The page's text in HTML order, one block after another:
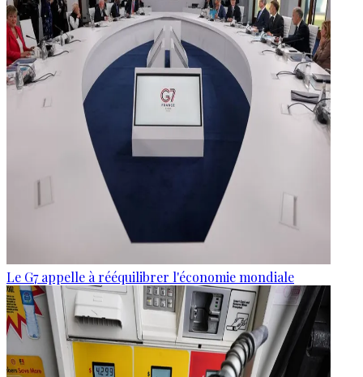
Le G7 appelle à rééquilibrer l'économie mondiale